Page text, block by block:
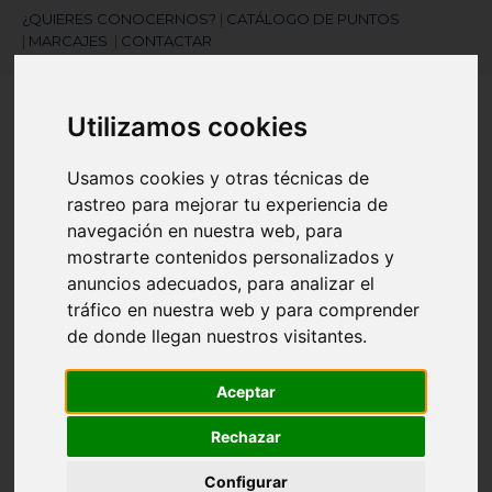
Utilizamos cookies
Usamos cookies y otras técnicas de
rastreo para mejorar tu experiencia de
navegación en nuestra web, para
mostrarte contenidos personalizados y
anuncios adecuados, para analizar el
tráfico en nuestra web y para comprender
de donde llegan nuestros visitantes.
Aceptar
Rechazar
Configurar
¿QUIERES CONOCERNOS?
CATÁLOGO DE PUNTOS
MARCAJES CONTACTAR
¿Necesitas ayuda?
945 121 003
search